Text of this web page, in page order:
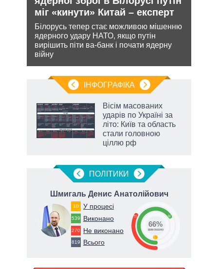
міг «кинути» Китай – експерт
Білорусь тепер стає можливою мішенню
ядерного удару НАТО, якщо путін
вирішить піти ва-банк і почати ядерну
війну
ІНФОГРАФІКА
Вісім масованих
ударів по Україні за
літо: Київ та область
стали головною
ціллю рф
ПОЛIТИКИ
Шмигаль Денис Анатолійович
10 У процесі
539 Виконано
270 Не виконано
819 Всього
33 66
1
66%
виконано